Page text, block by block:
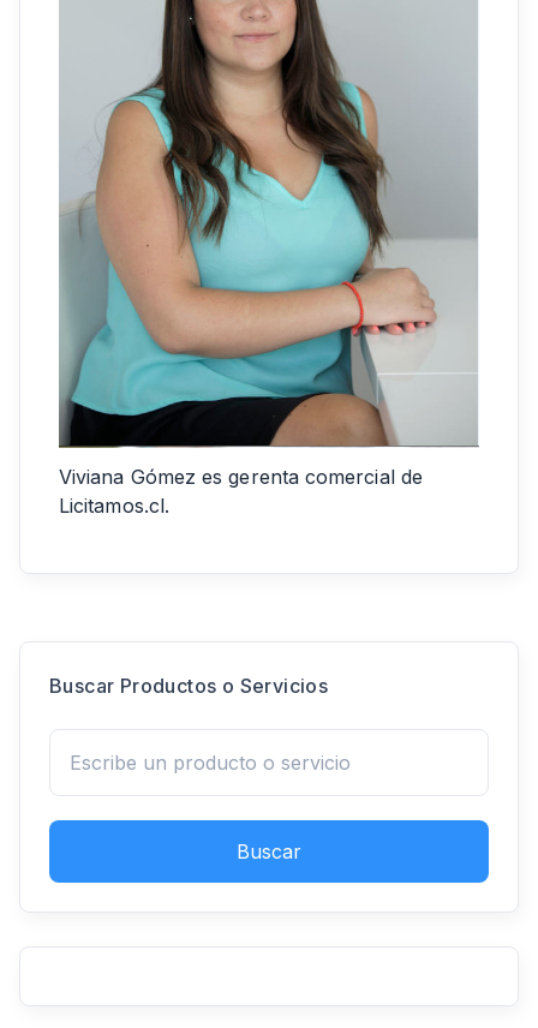
Viviana Gómez es gerenta comercial de
Licitamos.cl.
Buscar Productos o Servicios
Buscar